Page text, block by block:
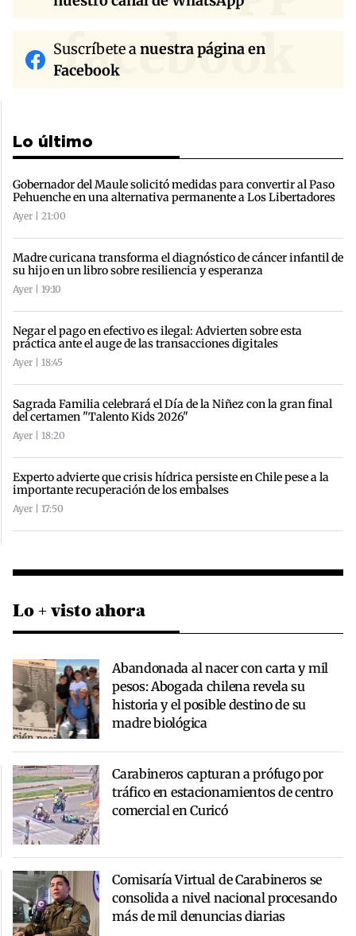
facebook
Suscríbete anuestra página en
Facebook
Lo último
Gobernador del Maule solicitó medidas para convertir al Paso
Pehuenche en una alternativa permanente a Los Libertadores
Ayer | 21:00
Madre curicana transforma el diagnóstico de cáncer infantil de
su hijo en un libro sobre resiliencia y esperanza
Ayer | 19:10
Negar el pago en efectivo es ilegal: Advierten sobre esta
práctica ante el auge de las transacciones digitales
Ayer | 18:45
Sagrada Familia celebrará el Día de la Niñez con la gran final
del certamen "Talento Kids 2026"
Ayer | 18:20
Experto advierte que crisis hídrica persiste en Chile pese a la
importante recuperación de los embalses
Ayer | 17:50
Lo + visto ahora
Abandonada al nacer con carta y mil
pesos: Abogada chilena revela su
historia y el posible destino de su
madre biológica
Carabineros capturan a prófugo por
tráfico en estacionamientos de centro
comercial en Curicó
Comisaría Virtual de Carabineros se
consolida a nivel nacional procesando
más de mil denuncias diarias